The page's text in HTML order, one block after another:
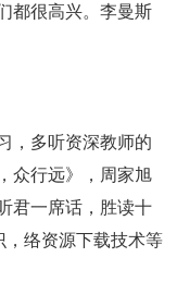
都很高兴。李曼斯
，多听资深教师的
众行远》，周家旭
君一席话，胜读十
络资源下载技术等